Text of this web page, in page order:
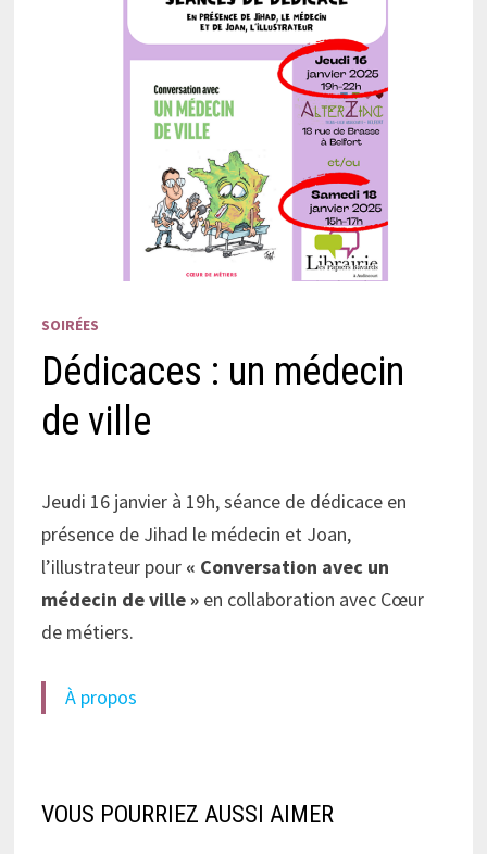
SOIRÉES
Dédicaces : un médecin
de ville
Jeudi 16 janvier à 19h, séance de dédicace en
présence de Jihad le médecin et Joan,
l’illustrateur pour « Conversation avec un
médecin de ville »en collaboration avec Cœur
de métiers.
À propos
VOUS POURRIEZ AUSSI AIMER